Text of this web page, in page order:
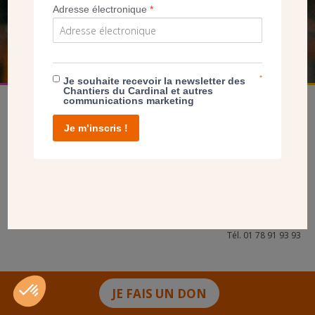
JE FAIS UN DON
FAIRE UN DON
Tél. 01 78 91 93 93
Adresse électronique*
Je souhaite recevoir la newsletter des
Chantiers du Cardinal et autres
communications marketing
*
Je m’inscris !